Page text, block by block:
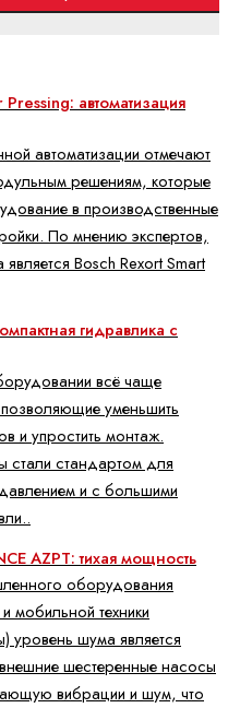
автоматизация
автоматизации отмечают
решениям, которые
в производственные
По мнению экспертов,
Bosch Rexort Smart
гидравлика с
всё чаще
уменьшить
и упростить монтаж.
стали стандартом для
и с большими
AZPT: тихая мощность
оборудования
мобильной техники
уровень шума является
шестеренные насосы
вибрации и шум, что